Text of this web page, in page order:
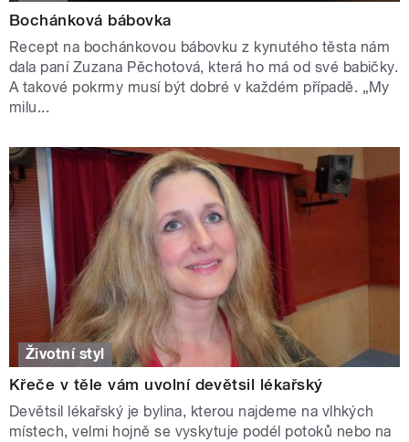
Bochánková bábovka
Recept na bochánkovou bábovku z kynutého těsta nám
dala paní Zuzana Pěchotová, která ho má od své babičky.
A takové pokrmy musí být dobré v každém případě. „My
milu...
Životní styl
Křeče v těle vám uvolní devětsil lékařský
Devětsil lékařský je bylina, kterou najdeme na vlhkých
místech, velmi hojně se vyskytuje podél potoků nebo na